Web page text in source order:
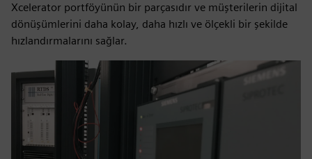
Xcelerator portföyünün bir parçasıdır ve müşterilerin dijital
dönüşümlerini daha kolay, daha hızlı ve ölçekli bir şekilde
hızlandırmalarını sağlar.